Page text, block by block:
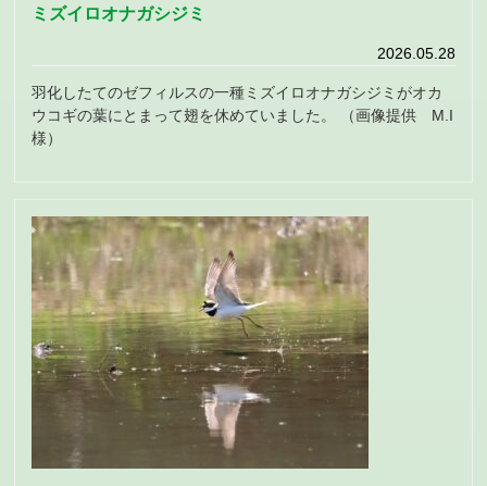
ミズイロオナガシジミ
2026.05.28
羽化したてのゼフィルスの一種ミズイロオナガシジミがオカ
ウコギの葉にとまって翅を休めていました。 （画像提供 M.I
様）